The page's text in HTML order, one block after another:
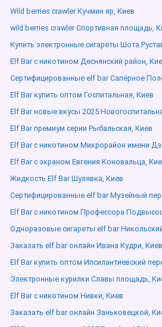
Wild berries crawler Кучмин яр, Киев
wild berries crawler Спортивная площадь,
Купить электронные сигареты Шота
Elf Bar с никотином Деснянский район,
Сертифицированные elf bar Сапёрное
Elf Bar купить оптом Госпитальная, Киев
Elf Bar новые вкусы 2025
Elf Bar премиум серии Рыбальская, Киев
Elf Bar с никотином Микрорайон имени
Elf Bar с экраном Евгения Коновальца,
Жидкость Elf Bar Шулявка, Киев
Сертифицированные elf bar Музейный
Elf Bar с никотином Профессора
Одноразовые сигареты elf bar
Заказать elf bar онлайн Ивана Кудри, Киев
Elf Bar купить оптом Ипсилантиевский
Электронные курилки Славы площадь,
Elf Bar с никотином Нивки, Киев
Заказать elf bar онлайн Заньковецкой,